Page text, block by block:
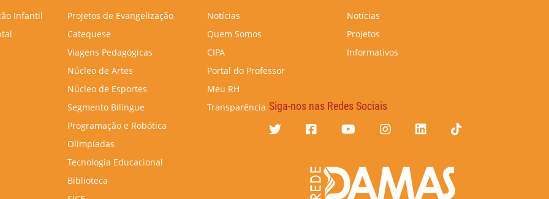
Infantil
Projetos de Evangelização
Catequese
Viagens Pedagógicas
Núcleo de Artes
Núcleo de Esportes
Segmento Bilíngue
Programação e Robótica
Olimpíadas
Tecnologia Educacional
Biblioteca
Notícias
Quem Somos
CIPA
Portal do Professor
Meu RH
Transparência
Notícias
Projetos
Informativos
Siga-nos nas Redes Sociais